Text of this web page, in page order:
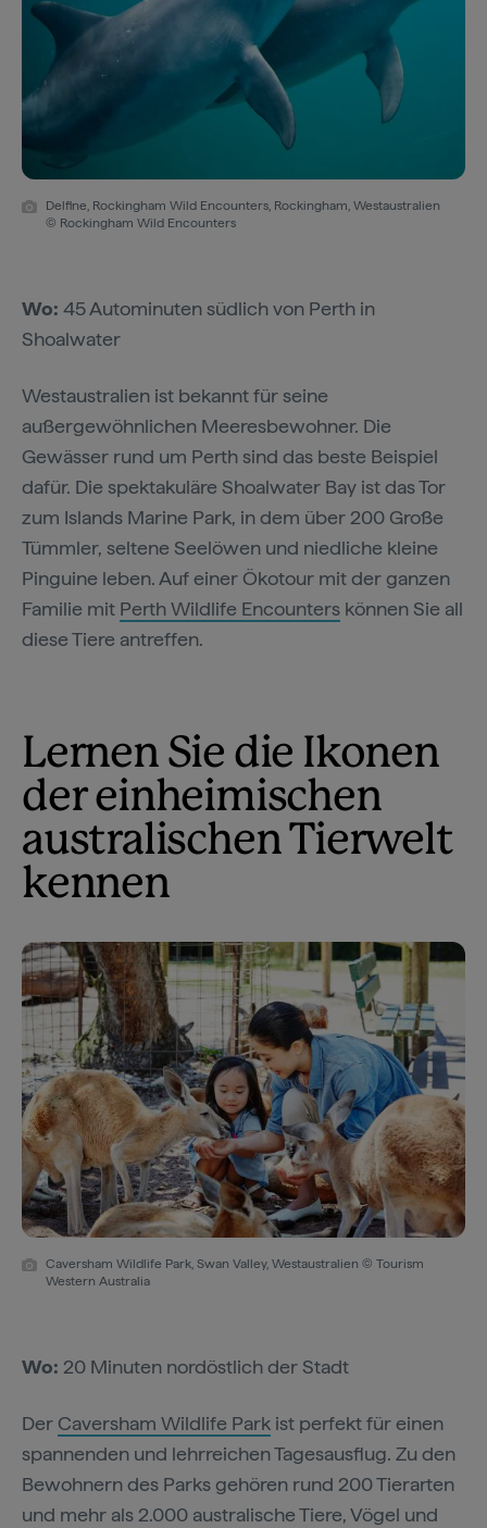
Delfine, Rockingham Wild Encounters, Rockingham, Westaustralien
© Rockingham Wild Encounters
Wo: 45 Autominuten südlich von Perth in
Shoalwater
Westaustralien ist bekannt für seine
außergewöhnlichen Meeresbewohner. Die
Gewässer rund um Perth sind das beste Beispiel
dafür. Die spektakuläre Shoalwater Bay ist das Tor
zum Islands Marine Park, in dem über 200 Große
Tümmler, seltene Seelöwen und niedliche kleine
Pinguine leben. Auf einer Ökotour mit der ganzen
Familie mit Perth Wildlife Encounters können Sie all
diese Tiere antreffen.
Lernen Sie die Ikonen
der einheimischen
australischen Tierwelt
kennen
Caversham Wildlife Park, Swan Valley, Westaustralien © Tourism
Western Australia
Wo: 20 Minuten nordöstlich der Stadt
Der Caversham Wildlife Park ist perfekt für einen
spannenden und lehrreichen Tagesausflug. Zu den
Bewohnern des Parks gehören rund 200 Tierarten
und mehr als 2.000 australische Tiere, Vögel und